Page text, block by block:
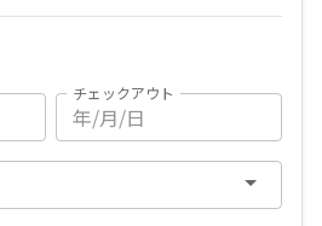
チェックアウト